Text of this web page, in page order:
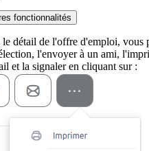
fonctionnalités
le détail de l'offre d'emploi, vous
l'envoyer à un ami,
et la signaler en cliquant sur :